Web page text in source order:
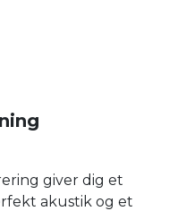
giver dig et
akustik og et